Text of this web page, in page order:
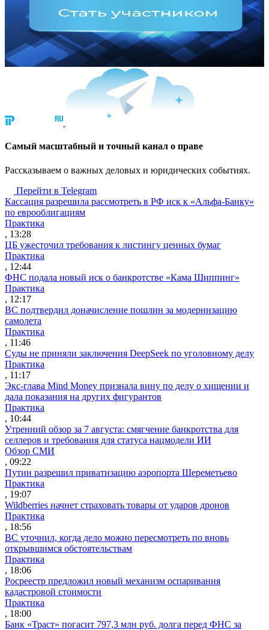
Cамый масштабный и точный канал о праве
Рассказываем о важных деловых и юридических событиях.
Перейти в Telegram
Кассация разрешила рассмотреть в РФ иск к «Альфа-Банку»
по еврооблигациям
Практика
, 13:28
ЦБ ужесточил требования к листингу ценных бумаг
Практика
, 12:44
ФНС подала новый иск о банкротстве «Кама Шиппинг»
Практика
, 12:17
ВС подтвердил доначисление пошлин за модернизацию
самолета
Практика
, 11:46
Суды не приняли заключения DeepSeek по уголовному делу
Практика
, 11:17
Экс-глава Mind Money признала вину по делу о хищении и
дала показания на других фигурантов
Практика
, 10:44
Утренний обзор за 7 августа: смягчение банкротства для
селлеров и требования для статуса нацмодели ИИ
Обзор СМИ
, 09:22
Путин разрешил приватизацию аэропорта Шереметьево
Практика
, 19:07
Wildberries начнет страховать товары от ударов дронов
Практика
, 18:56
ВС уточнил, когда дело можно пересмотреть по вновь
открывшимся обстоятельствам
Практика
, 18:06
Росреестр предложил новый механизм оспаривания
кадастровой стоимости
Практика
, 18:00
Банк «Траст» погасит 797,3 млн руб. долга перед ФНС за